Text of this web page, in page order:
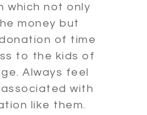
which not only
money but
of time
to the kids of
Always feel
with
like them.